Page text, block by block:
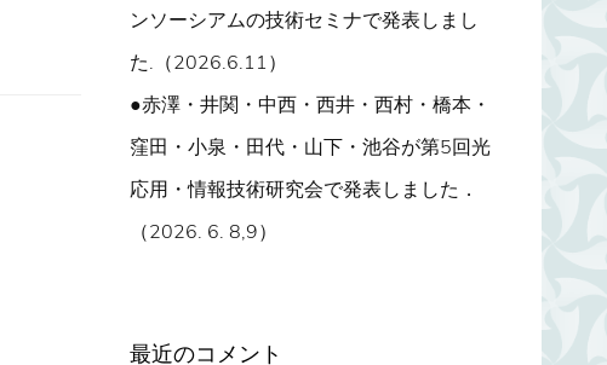
ンソーシアムの技術セミナで発表しまし
た.（2026.6.11）
●赤澤・井関・中西・西井・西村・橋本・
窪田・小泉・田代・山下・池谷が第5回光
応用・情報技術研究会で発表しました．
（2026. 6. 8,9）
最近のコメント